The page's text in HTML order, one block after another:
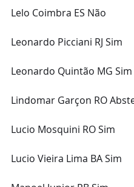
Lelo Coimbra ES Não
Leonardo Picciani RJ Sim
Leonardo Quintão MG Sim
Lindomar Garçon RO
Lucio Mosquini RO Sim
Lucio Vieira Lima BA Sim